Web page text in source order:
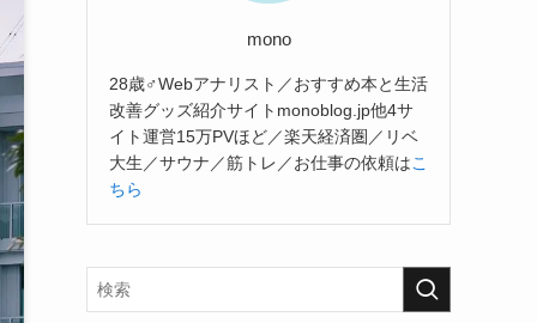
mono
28歳♂Webアナリスト／おすすめ本と生活
改善グッズ紹介サイトmonoblog.jp他4サ
イト運営15万PVほど／楽天経済圏／リベ
大生／サウナ／筋トレ／お仕事の依頼はこ
ちら